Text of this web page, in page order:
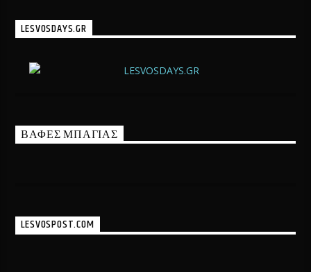
LESVOSDAYS.GR
ΒΑΦΕΣ ΜΠΑΓΙΑΣ
LESVOSPOST.COM